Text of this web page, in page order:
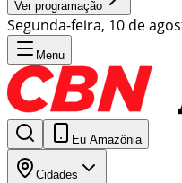
Ver programação
Segunda-feira, 10 de
Menu
Eu Amazônia
Cidades